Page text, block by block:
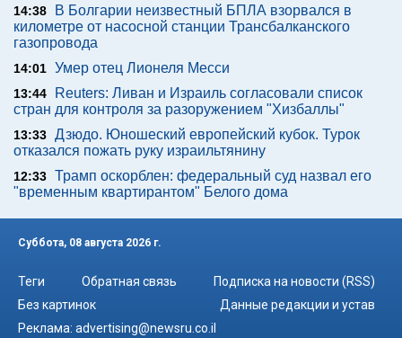
14:38
В Болгарии неизвестный БПЛА взорвался в
километре от насосной станции Трансбалканского
газопровода
14:01 Умер отец Лионеля Месси
13:44
Reuters: Ливан и Израиль согласовали список
стран для контроля за разоружением "Хизбаллы"
13:33 Дзюдо. Юношеский европейский кубок. Турок
отказался пожать руку израильтянину
12:33 Трамп оскорблен: федеральный суд назвал его
"временным квартирантом" Белого дома
Суббота, 08 августа 2026 г.
Теги Обратная связь
Подписка на новости (RSS)
Без картинок
Данные редакции и устав
Реклама: advertising@newsru.co.il